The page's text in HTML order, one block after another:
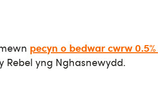
pecyn o bedwar cwrw
yng Nghasnewydd.